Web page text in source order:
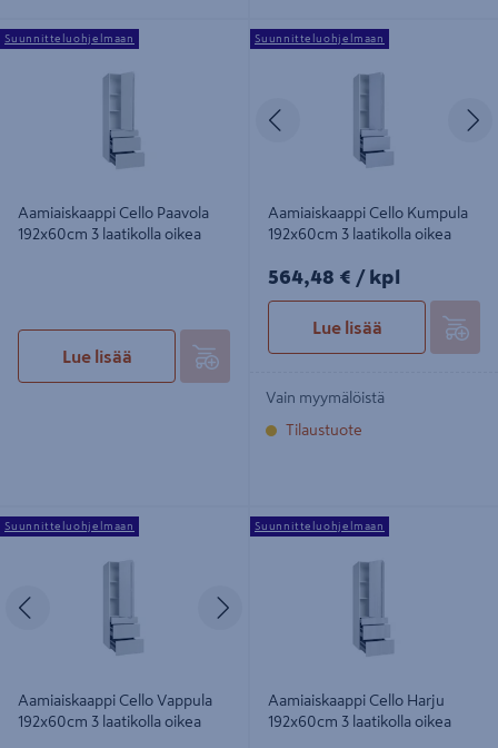
Aamiaiskaappi Cello Paavola
192x60cm 3 laatikolla oikea
Aamiaiskaappi Cello Paavola
192x60cm 3 laatikolla oikea
Lue lisää
Suunnitteluohjelmaan
Aamiaiskaappi Cello Kumpula
192x60cm 3 laatikolla oikea
Edellinen
Aamiaiskaappi Cello Kumpula
192x60cm 3 laatikolla oikea
564,48€/kpl
564,48 € / kpl
Lue lisää
Suunnitteluohjelmaan
Vain myymälöistä
Tilaustuote
Aamiaiskaappi Cello Vappula
192x60cm 3 laatikolla oikea
Aamiaiskaappi Cello Vappula
192x60cm 3 laatikolla oikea
Suunnitteluohjelmaan
Aamiaiskaappi Cello Harju
192x60cm 3 laatikolla oikea
Aamiaiskaappi Cello Harju
192x60cm 3 laatikolla oikea
Suunnitteluohjelmaan